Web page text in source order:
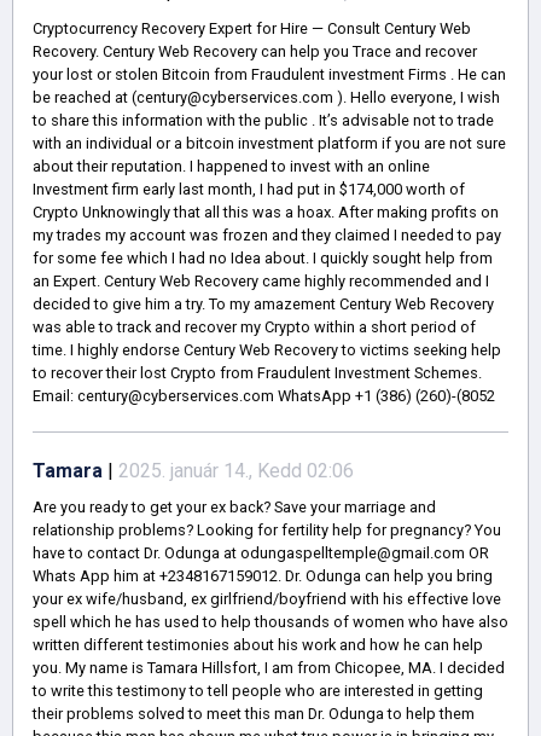
Cryptocurrency Recovery Expert for Hire — Consult Century Web
Recovery. Century Web Recovery can help you Trace and recover
your lost or stolen Bitcoin from Fraudulent investment Firms . He can
be reached at (century@cyberservices.com ). Hello everyone, I wish
to share this information with the public . It’s advisable not to trade
with an individual or a bitcoin investment platform if you are not sure
about their reputation. I happened to invest with an online
Investment firm early last month, I had put in $174,000 worth of
Crypto Unknowingly that all this was a hoax. After making profits on
my trades my account was frozen and they claimed I needed to pay
for some fee which I had no Idea about. I quickly sought help from
an Expert. Century Web Recovery came highly recommended and I
decided to give him a try. To my amazement Century Web Recovery
was able to track and recover my Crypto within a short period of
time. I highly endorse Century Web Recovery to victims seeking help
to recover their lost Crypto from Fraudulent Investment Schemes.
Email: century@cyberservices.com WhatsApp +1 (386) (260)-(8052
Tamara | 2025. január 14., Kedd 02:06
Are you ready to get your ex back? Save your marriage and
relationship problems? Looking for fertility help for pregnancy? You
have to contact Dr. Odunga at odungaspelltemple@gmail.com OR
Whats App him at +2348167159012. Dr. Odunga can help you bring
your ex wife/husband, ex girlfriend/boyfriend with his effective love
spell which he has used to help thousands of women who have also
written different testimonies about his work and how he can help
you. My name is Tamara Hillsfort, I am from Chicopee, MA. I decided
to write this testimony to tell people who are interested in getting
their problems solved to meet this man Dr. Odunga to help them